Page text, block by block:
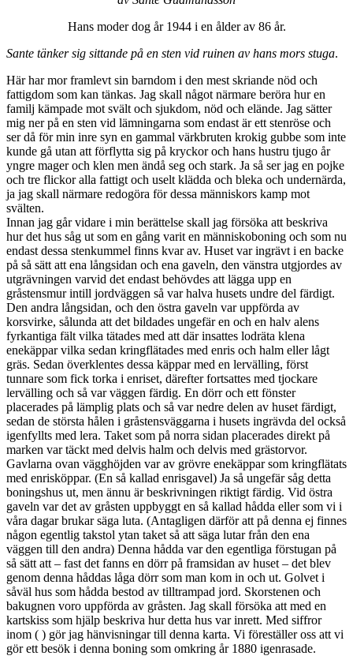
Hans moder dog år 1944 i en ålder av 86 år.
Sante tänker sig sittande på en sten vid ruinen av hans mors stuga.
Här har mor framlevt sin barndom i den mest skriande nöd och
fattigdom som kan tänkas. Jag skall något närmare beröra hur en
familj kämpade mot svält och sjukdom, nöd och elände. Jag sätter
mig ner på en sten vid lämningarna som endast är ett stenröse och
ser då för min inre syn en gammal värkbruten krokig gubbe som inte
kunde gå utan att förflytta sig på kryckor och hans hustru tjugo år
yngre mager och klen men ändå seg och stark. Ja så ser jag en pojke
och tre flickor alla fattigt och uselt klädda och bleka och undernärda,
ja jag skall närmare redogöra för dessa människors kamp mot
svälten.
Innan jag går vidare i min berättelse skall jag försöka att beskriva
hur det hus såg ut som en gång varit en människoboning och som nu
endast dessa stenkummel finns kvar av. Huset var ingrävt i en backe
på så sätt att ena långsidan och ena gaveln, den vänstra utgjordes av
utgrävningen varvid det endast behövdes att lägga upp en
gråstensmur intill jordväggen så var halva husets undre del färdigt.
Den andra långsidan, och den östra gaveln var uppförda av
korsvirke, sålunda att det bildades ungefär en och en halv alens
fyrkantiga fält vilka tätades med att där insattes lodräta klena
enekäppar vilka sedan kringflätades med enris och halm eller lågt
gräs. Sedan överklentes dessa käppar med en lervälling, först
tunnare som fick torka i enriset, därefter fortsattes med tjockare
lervälling och så var väggen färdig. En dörr och ett fönster
placerades på lämplig plats och så var nedre delen av huset färdigt,
sedan de största hålen i gråstensväggarna i husets ingrävda del också
igenfyllts med lera. Taket som på norra sidan placerades direkt på
marken var täckt med delvis halm och delvis med grästorvor.
Gavlarna ovan vägghöjden var av grövre enekäppar som kringflätats
med enrisköppar. (En så kallad enrisgavel) Ja så ungefär såg detta
boningshus ut, men ännu är beskrivningen riktigt färdig. Vid östra
gaveln var det av gråsten uppbyggt en så kallad hådda eller som vi i
våra dagar brukar säga luta. (Antagligen därför att på denna ej finnes
någon egentlig takstol ytan taket så att säga lutar från den ena
väggen till den andra) Denna hådda var den egentliga förstugan på
så sätt att – fast det fanns en dörr på framsidan av huset – det blev
genom denna håddas låga dörr som man kom in och ut. Golvet i
såväl hus som hådda bestod av tilltrampad jord. Skorstenen och
bakugnen voro uppförda av gråsten. Jag skall försöka att med en
kartskiss som hjälp beskriva hur detta hus var inrett. Med siffror
inom ( ) gör jag hänvisningar till denna karta. Vi föreställer oss att vi
gör ett besök i denna boning som omkring år 1880 igenrasade.